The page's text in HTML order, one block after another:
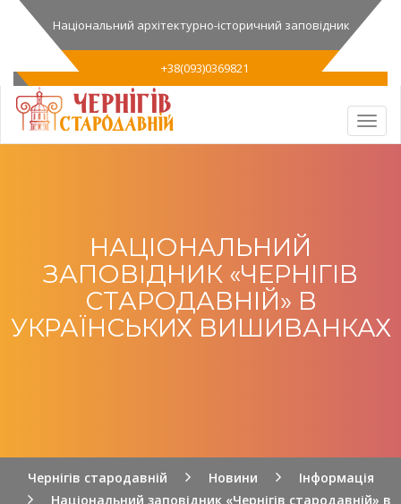
Національний архітектурно-історичний заповідник
+38(093)0369821
НАЦІОНАЛЬНИЙ
ЗАПОВІДНИК «ЧЕРНІГІВ
СТАРОДАВНІЙ» В
УКРАЇНСЬКИХ ВИШИВАНКАХ
Чернігів стародавній Новини
Інформація
Національний заповідник «Чернігів стародавній» в